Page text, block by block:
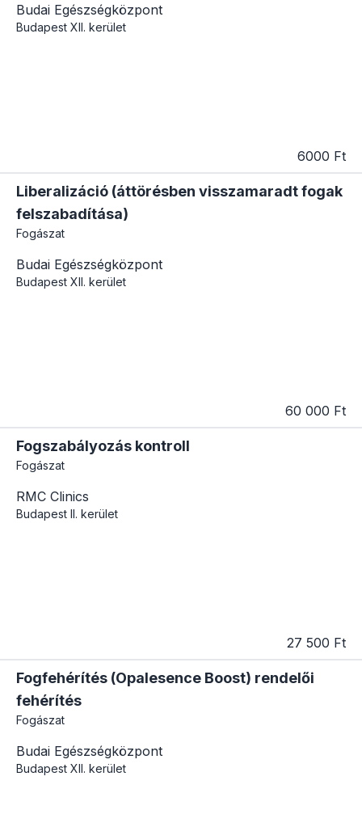
Budai Egészségközpont
Budapest XII. kerület
6000 Ft
Liberalizáció (áttörésben visszamaradt fogak
felszabadítása)
Fogászat
Budai Egészségközpont
Budapest XII. kerület
60 000 Ft
Fogszabályozás kontroll
Fogászat
RMC Clinics
Budapest II. kerület
27 500 Ft
Fogfehérítés (Opalesence Boost) rendelői
fehérítés
Fogászat
Budai Egészségközpont
Budapest XII. kerület